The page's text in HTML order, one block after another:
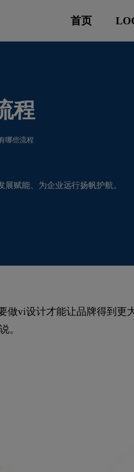
首页
程
哪些流程
赋能、为企业远行扬帆护航。
vi设计才能让品牌得到更
。